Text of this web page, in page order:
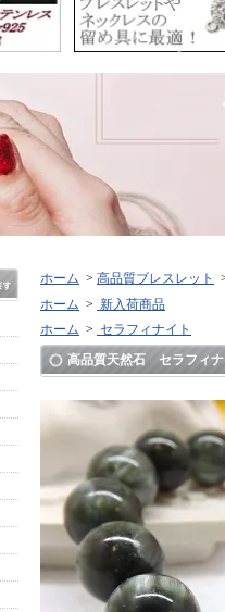
ホーム > 高品質ブレスレット
ホーム > 新入荷商品
ホーム > セラフィナイト
高品質天然石 セラフィ